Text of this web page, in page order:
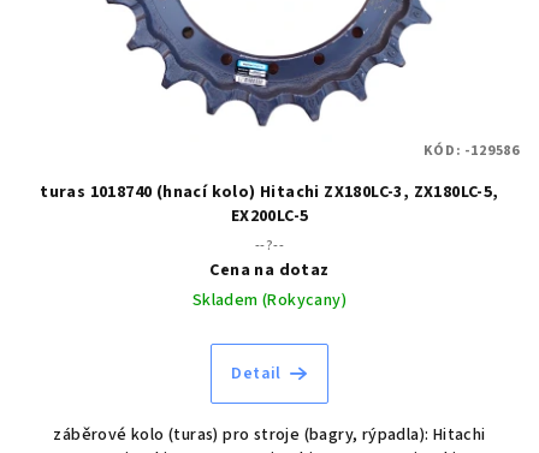
turas 1018740 (hnací kolo) Hitachi ZX180LC-3, ZX180LC-5,
EX200LC-5
--?--
Cena na dotaz
Skladem (Rokycany)
Detail
záběrové kolo (turas) pro stroje (bagry, rýpadla): Hitachi
KÓD: -129586